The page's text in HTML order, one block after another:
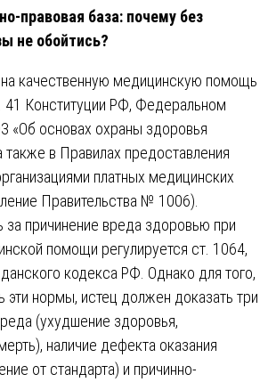
правовая база: почему без
не обойтись?
качественную медицинскую помощь
41 Конституции РФ, Федеральном
«Об основах охраны здоровья
в Правилах предоставления
платных медицинских
Правительства № 1006).
за причинение вреда здоровью при
помощи регулируется ст. 1064,
кодекса РФ. Однако для того,
эти нормы, истец должен доказать три
(ухудшение здоровья,
наличие дефекта оказания
от стандарта) и причинно-